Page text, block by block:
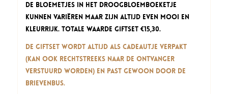
De bloemetjes in het droogbloemboeketje
kunnen variëren maar zijn altijd even mooi en
kleurrijk. Totale waarde giftset €15,30.
De Giftset wordt altijd als cadeautje verpakt
(kan ook rechtstreeks naar de ontvanger
verstuurd worden) en past gewoon door de
brievenbus.